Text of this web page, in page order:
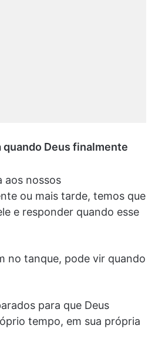
quando Deus finalmente
aos nossos
ou mais tarde, temos que
e responder quando esse
no tanque, pode vir quando
para que Deus
tempo, em sua própria